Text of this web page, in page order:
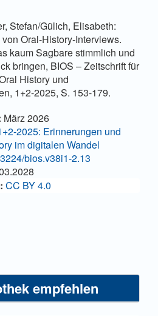
Stefan/Gülich, Elisabeth:
Oral-History-Interviews.
kaum Sagbare stimmlich und
bringen, BIOS – Zeitschrift für
History und
1+2-2025, S. 153-179.
März 2026
2025: Erinnerungen und
im digitalen Wandel
bios.v38i1-2.13
CC BY 4.0
Cord Pagenstecher (2022):
Oral History im 21.
Bd. 29, Berlin:
empfehlen